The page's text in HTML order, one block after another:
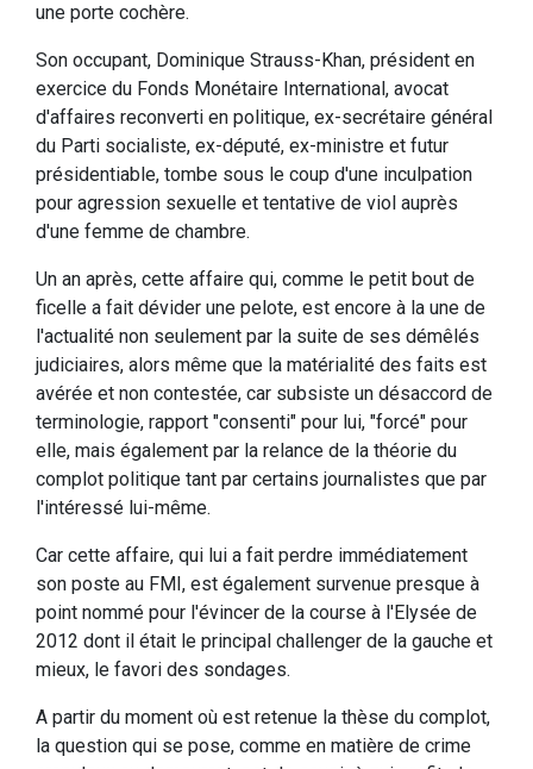
une porte cochère.
Son occupant, Dominique Strauss-Khan, président en
exercice du Fonds Monétaire International, avocat
d'affaires reconverti en politique, ex-secrétaire général
du Parti socialiste, ex-député, ex-ministre et futur
présidentiable, tombe sous le coup d'une inculpation
pour agression sexuelle et tentative de viol auprès
d'une femme de chambre.
Un an après, cette affaire qui, comme le petit bout de
ficelle a fait dévider une pelote, est encore à la une de
l'actualité non seulement par la suite de ses démêlés
judiciaires, alors même que la matérialité des faits est
avérée et non contestée, car subsiste un désaccord de
terminologie, rapport "consenti" pour lui, "forcé" pour
elle, mais également par la relance de la théorie du
complot politique tant par certains journalistes que par
l'intéressé lui-même.
Car cette affaire, qui lui a fait perdre immédiatement
son poste au FMI, est également survenue presque à
point nommé pour l'évincer de la course à l'Elysée de
2012 dont il était le principal challenger de la gauche et
mieux, le favori des sondages.
A partir du moment où est retenue la thèse du complot,
la question qui se pose, comme en matière de crime